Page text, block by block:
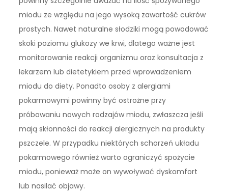
miodu ze względu na jego wysoką zawartość cukrów
prostych. Nawet naturalne słodziki mogą powodować
skoki poziomu glukozy we krwi, dlatego ważne jest
monitorowanie reakcji organizmu oraz konsultacja z
lekarzem lub dietetykiem przed wprowadzeniem
miodu do diety. Ponadto osoby z alergiami
pokarmowymi powinny być ostrożne przy
próbowaniu nowych rodzajów miodu, zwłaszcza jeśli
mają skłonności do reakcji alergicznych na produkty
pszczele. W przypadku niektórych schorzeń układu
pokarmowego również warto ograniczyć spożycie
miodu, ponieważ może on wywoływać dyskomfort
lub nasilać objawy.